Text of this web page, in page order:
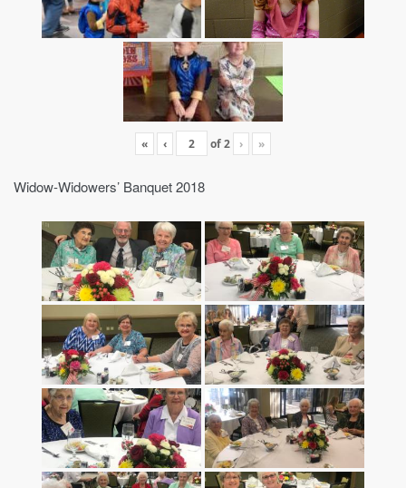
« ‹ of2 › »
Widow-Widowers’ Banquet 2018